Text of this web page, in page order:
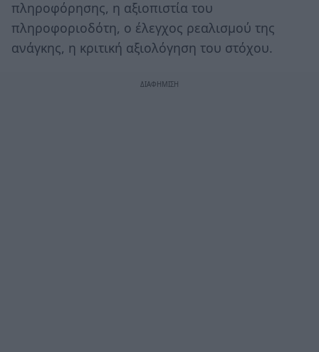
πληροφόρησης, η αξιοπιστία του
πληροφοριοδότη, ο έλεγχος ρεαλισμού της
ανάγκης, η κριτική αξιολόγηση του στόχου.